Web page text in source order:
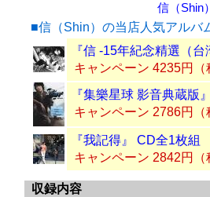
信（Shin
■信（Shin）の当店人気アルバ
『信 -15年紀念精選（
キャンペーン 4235円（
『集樂星球 影音典蔵版
キャンペーン 2786円（
『我記得』 CD全1枚組
キャンペーン 2842円（
収録内容